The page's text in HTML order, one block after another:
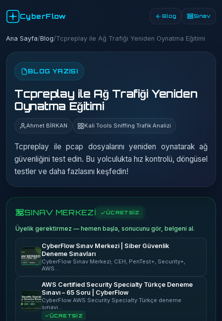
CyberFlow Blog Sınav
Ana Sayfa/Blog/Tcpreplay ile Ağ Trafiği Yeniden Oynatma Eğitimi
BLOG YAZISI
Tcpreplay ile Ağ Trafiği Yeniden
Oynatma Eğitimi
Ahmet BİRKAN Kali Tools Sniffing Trafik Analizi
Tcpreplay ile pcap dosyalarını yeniden oynatarak ağ
güvenliğini test edin. Bu yolculukta hız kontrolü, döngüsel
testler ve daha fazlasını keşfedin!
SINAV MERKEZİ ÜCRETSİZ
Üyelik gerektirmez — hemen başla, sonucunu gör, belgeni al.
CyberFlow Sınav Merkezi | Siber Güvenlik
Deneme Sınavları
CyberFlow Sınav Merkezi; CEH, PenTest+, Security+,
AWS…
AWS Certified Security Specialty Türkçe Deneme
Sınavı – 65 Soru | CyberFlow
CyberFlow AWS Security Specialty Türkçe deneme
sınavı…
ÜCRETSİZ